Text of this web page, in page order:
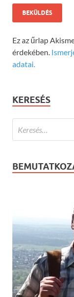
Ez az űrlap
érdekében.
adatai.
KERESÉS